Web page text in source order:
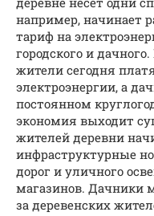
например, начинает
тариф на
городского и
жители сегодня
электроэнергии, а
постоянном
экономия выходит
жителей деревни
инфраструктурные
дорог и уличного
магазинов. Дачники
за деревенских